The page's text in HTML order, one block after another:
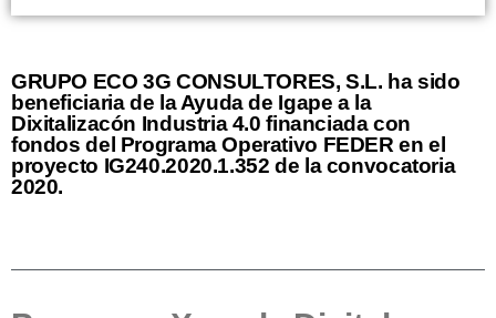
GRUPO ECO 3G CONSULTORES, S.L. ha sido
beneficiaria de la Ayuda de Igape a la
Dixitalizacón Industria 4.0 financiada con
fondos del Programa Operativo FEDER en el
proyecto IG240.2020.1.352 de la convocatoria
2020.